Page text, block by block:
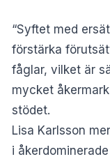
“Syftet med
förstärka
fåglar, vilket är
mycket
stödet.
Lisa Karlsson
i